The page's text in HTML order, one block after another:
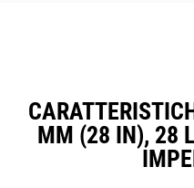
MM (28 IN), 28